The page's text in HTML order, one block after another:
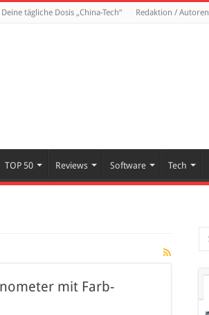
tägliche Dosis „China-Tech“ Redaktion / Autoren
TOP 50 Reviews Software Tech
mit Farb-